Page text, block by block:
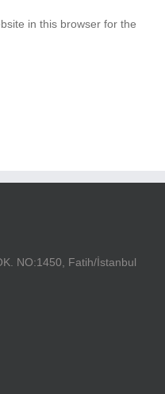
in this browser for the
NO:1450, Fatih/İstanbul